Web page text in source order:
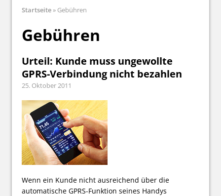
Startseite» Gebühren
Gebühren
Urteil: Kunde muss ungewollte
GPRS-Verbindung nicht bezahlen
25. Oktober 2011
Wenn ein Kunde nicht ausreichend über die
automatische GPRS-Funktion seines Handys